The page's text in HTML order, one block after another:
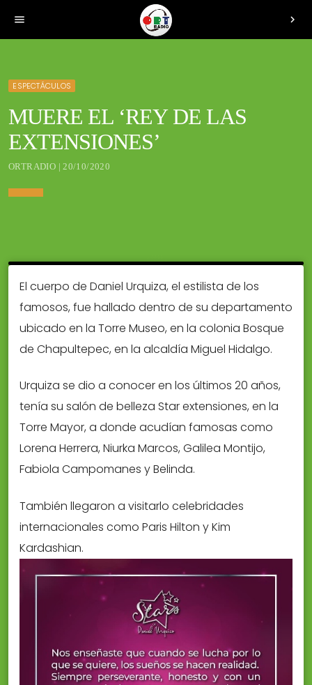
menu chevron_right
ESPECTÁCULOS
MUERE EL ‘REY DE LAS
EXTENSIONES’
ORTRADIO | 20/10/2020
El cuerpo de Daniel Urquiza, el estilista de los
famosos, fue hallado dentro de su departamento
ubicado en la Torre Museo, en la colonia Bosque
de Chapultepec, en la alcaldía Miguel Hidalgo.
Urquiza se dio a conocer en los últimos 20 años,
tenía su salón de belleza Star extensiones, en la
Torre Mayor, a donde acudían famosas como
Lorena Herrera, Niurka Marcos, Galilea Montijo,
Fabiola Campomanes y Belinda.
También llegaron a visitarlo celebridades
internacionales como Paris Hilton y Kim
Kardashian.